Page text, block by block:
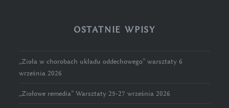
OSTATNIE WPISY
„Zioła w chorobach układu oddechowego” warsztaty 6
września 2026
„Ziołowe remedia” Warsztaty 25-27 września 2026